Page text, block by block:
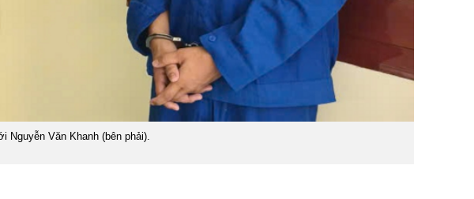
Nguyễn Văn Khanh (bên phải).